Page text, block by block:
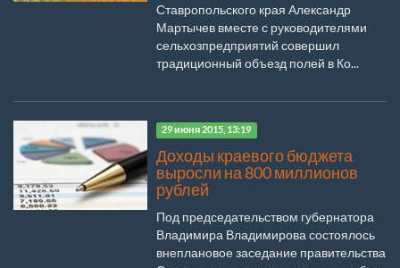
Ставропольского края Александр
Мартычев вместе с руководителями
сельхозпредприятий совершил
традиционный объезд полей в Ко...
29 июня 2015, 13:19
Доходы краевого бюджета
выросли на 800 миллионов
рублей
Под председательством губернатора
Владимира Владимирова состоялось
внеплановое заседание правительства